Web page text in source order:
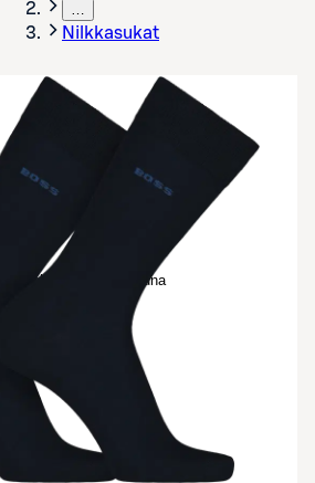
…
Nilkkasukat
tuotekuva suurennettuna